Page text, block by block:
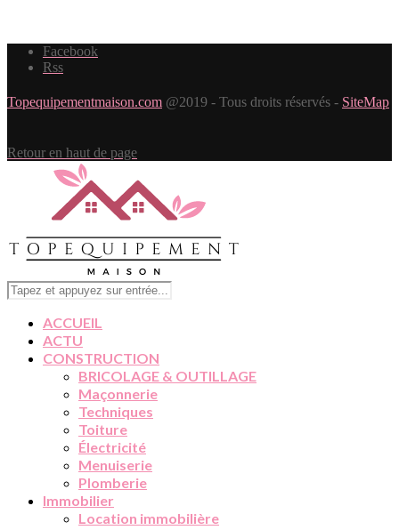
Facebook
Rss
Topequipementmaison.com @2019 - Tous droits réservés - SiteMap
Retour en haut de page
ACCUEIL
ACTU
CONSTRUCTION
BRICOLAGE & OUTILLAGE
Maçonnerie
Techniques
Toiture
Électricité
Menuiserie
Plomberie
Immobilier
Location immobilière